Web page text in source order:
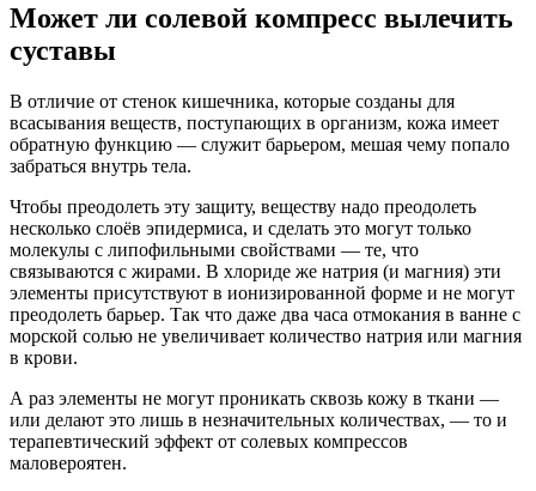
Может ли солевой компресс вылечить
суставы
В отличие от стенок кишечника, которые созданы для
всасывания веществ, поступающих в организм, кожа имеет
обратную функцию — служит барьером, мешая чему попало
забраться внутрь тела.
Чтобы преодолеть эту защиту, веществу надо преодолеть
несколько слоёв эпидермиса, и сделать это могут только
молекулы с липофильными свойствами — те, что
связываются с жирами. В хлориде же натрия (и магния) эти
элементы присутствуют в ионизированной форме и не могут
преодолеть барьер. Так что даже два часа отмокания в ванне с
морской солью не увеличивает количество натрия или магния
в крови.
А раз элементы не могут проникать сквозь кожу в ткани —
или делают это лишь в незначительных количествах, — то и
терапевтический эффект от солевых компрессов
маловероятен.